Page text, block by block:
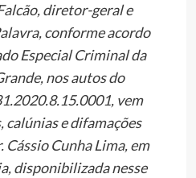
diretor-geral e
conforme acordo
Especial Criminal da
nos autos do
vem
e difamações
Cássio Cunha Lima, em
disponibilizada nesse